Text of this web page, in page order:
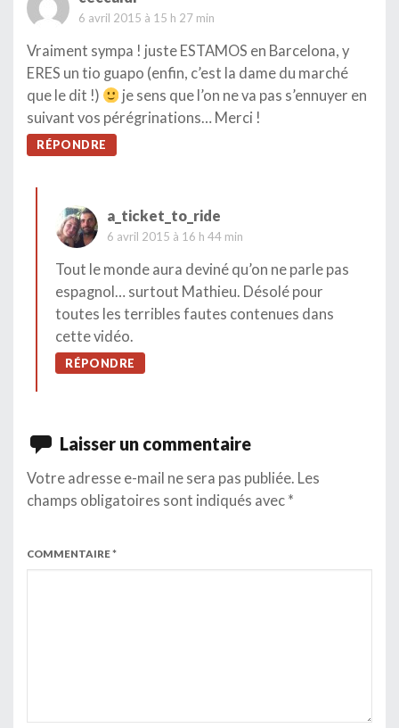
6 avril 2015 à 15 h 27 min
Vraiment sympa ! juste ESTAMOS en Barcelona, y
ERES un tio guapo (enfin, c’est la dame du marché
que le dit !)
je sens que l’on ne va pas s’ennuyer en
suivant vos pérégrinations… Merci !
RÉPONDRE
a_ticket_to_ride
6 avril 2015 à 16 h 44 min
Tout le monde aura deviné qu’on ne parle pas
espagnol… surtout Mathieu. Désolé pour
toutes les terribles fautes contenues dans
cette vidéo.
RÉPONDRE
Laisser un commentaire
Votre adresse e-mail ne sera pas publiée. Les
champs obligatoires sont indiqués avec *
COMMENTAIRE*